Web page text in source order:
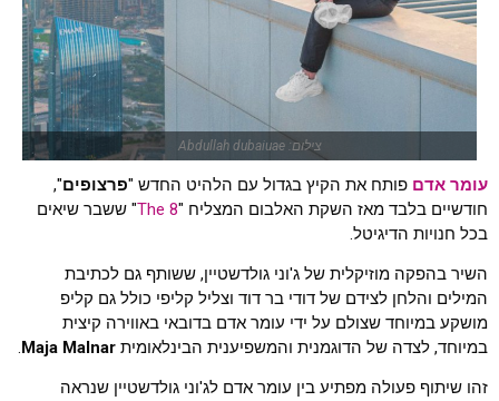
צילום: Abdullah dubaiuae
עומר אדם פותח את הקיץ בגדול עם הלהיט החדש "פרצופים",
חודשיים בלבד מאז השקת האלבום המצליח "The 8" ששבר שיאים
בכל חנויות הדיגיטל.
השיר בהפקה מוזיקלית של ג'וני גולדשטיין, ששותף גם לכתיבת
המילים והלחן לצידם של דודי בר דוד וצליל קליפי כולל גם קליפ
מושקע במיוחד שצולם על ידי עומר אדם בדובאי באווירה קיצית
במיוחד, לצדה של הדוגמנית והמשפיענית הבינלאומית Maja Malnar
.
זהו שיתוף פעולה מפתיע בין עומר אדם לג'וני גולדשטיין שנראה